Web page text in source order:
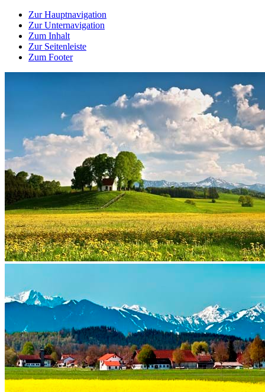
Zur Hauptnavigation
Zur Unternavigation
Zum Inhalt
Zur Seitenleiste
Zum Footer